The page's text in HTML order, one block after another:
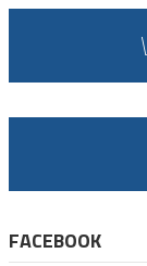
FACEBOOK